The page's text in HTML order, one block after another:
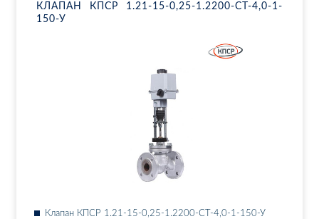
КЛА­ПАН КПСР 1.21-15-0,25-1.2200-СТ-4,0-1-
150-У
Кла­пан КПСР 1.21-15-0,25-1.2200-СТ-4,0-1-150-У